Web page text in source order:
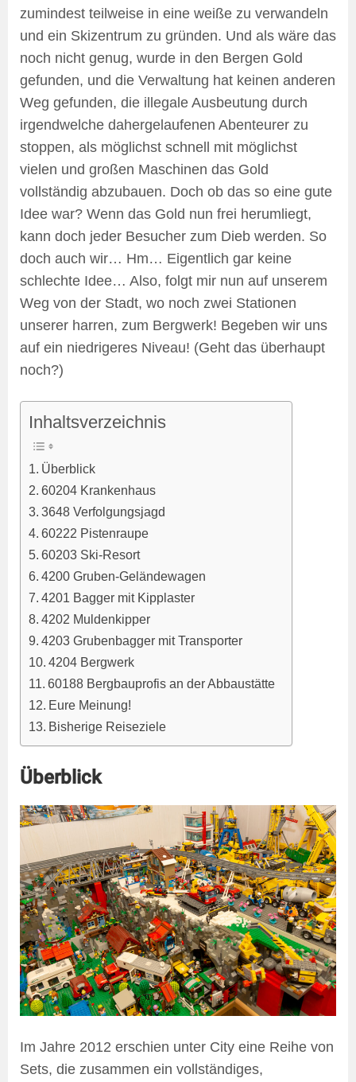
zumindest teilweise in eine weiße zu verwandeln
und ein Skizentrum zu gründen. Und als wäre das
noch nicht genug, wurde in den Bergen Gold
gefunden, und die Verwaltung hat keinen anderen
Weg gefunden, die illegale Ausbeutung durch
irgendwelche dahergelaufenen Abenteurer zu
stoppen, als möglichst schnell mit möglichst
vielen und großen Maschinen das Gold
vollständig abzubauen. Doch ob das so eine gute
Idee war? Wenn das Gold nun frei herumliegt,
kann doch jeder Besucher zum Dieb werden. So
doch auch wir… Hm… Eigentlich gar keine
schlechte Idee… Also, folgt mir nun auf unserem
Weg von der Stadt, wo noch zwei Stationen
unserer harren, zum Bergwerk! Begeben wir uns
auf ein niedrigeres Niveau! (Geht das überhaupt
noch?)
Inhaltsverzeichnis
Überblick
60204 Krankenhaus
3648 Verfolgungsjagd
60222 Pistenraupe
60203 Ski-Resort
4200 Gruben-Geländewagen
4201 Bagger mit Kipplaster
4202 Muldenkipper
4203 Grubenbagger mit Transporter
4204 Bergwerk
60188 Bergbauprofis an der Abbaustätte
Eure Meinung!
Bisherige Reiseziele
Überblick
Im Jahre 2012 erschien unter City eine Reihe von
Sets, die zusammen ein vollständiges,